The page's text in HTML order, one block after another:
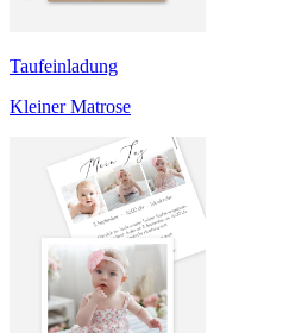
Taufeinladung
Kleiner Matrose